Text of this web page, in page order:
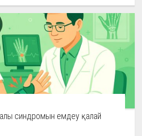
синдромын емдеу қалай